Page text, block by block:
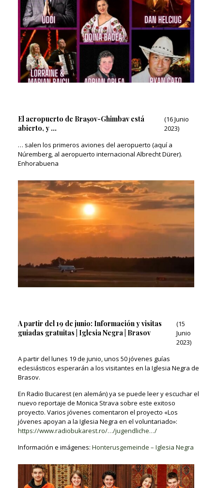
El aeropuerto de Brașov-Ghimbav está
abierto, y …
(16 Junio
2023)
… salen los primeros aviones del aeropuerto (aquí a
Núremberg, al aeropuerto internacional Albrecht Dürer).
Enhorabuena
A partir del 19 de junio: Información y visitas
guiadas gratuitas | Iglesia Negra | Brasov
(15
Junio
2023)
A partir del lunes 19 de junio, unos 50 jóvenes guías
eclesiásticos esperarán a los visitantes en la Iglesia Negra de
Brasov.
En Radio Bucarest (en alemán) ya se puede leer y escuchar el
nuevo reportaje de Monica Strava sobre este exitoso
proyecto. Varios jóvenes comentaron el proyecto «Los
jóvenes apoyan a la Iglesia Negra en el voluntariado»:
https://www.radiobukarest.ro/…/jugendliche…/
Información e imágenes: Honterusgemeinde – Iglesia Negra